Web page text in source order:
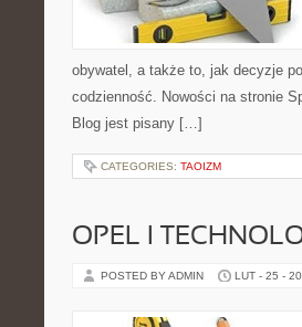
obywatel, a także to, jak decyzje
codzienność. Nowości na stronie
Blog jest pisany […]
CATEGORIES: TAOIZM
OPEL I
POSTED BY ADMIN LUT - 25 -